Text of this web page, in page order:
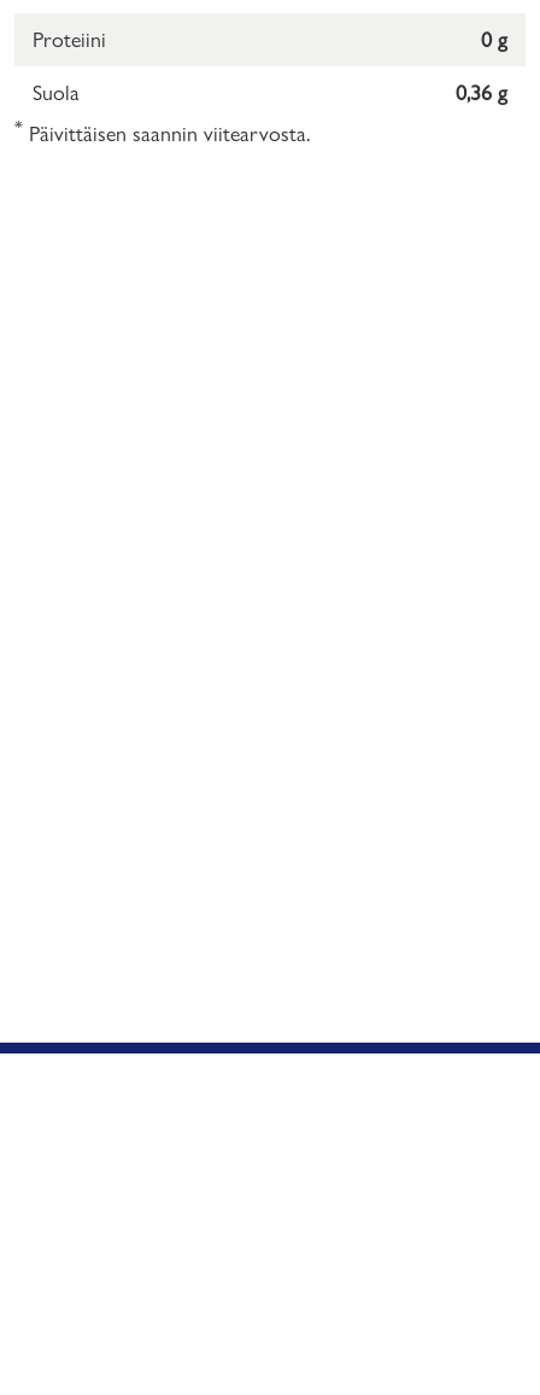
Proteiini 0 g
Suola 0,36 g
* Päivittäisen saannin viitearvosta.